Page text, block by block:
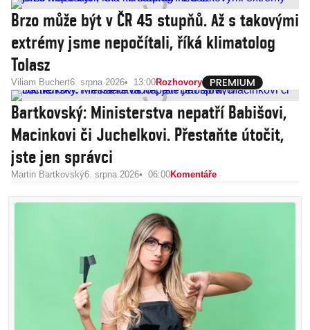
Brzo může být v ČR 45 stupňů. Až s takovými
extrémy jsme nepočítali, říká klimatolog
Tolasz
Viliam Buchert6. srpna 2026 13:00Rozhovory
Bartkovský: Ministerstva nepatří Babišovi,
Macinkovi či Juchelkovi. Přestaňte útočit,
jste jen správci
Martin Bartkovský6. srpna 2026 06:00Komentáře